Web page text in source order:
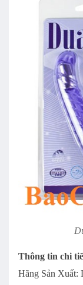
Thông tin chi
Hãng Sản Xuất: